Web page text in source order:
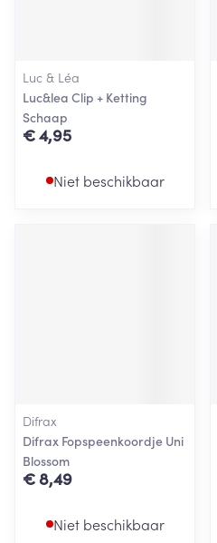
Luc & Léa
Luc&lea Clip + Ketting
Schaap
€ 4,95
Niet beschikbaar
Difrax
Difrax Fopspeenkoordje Uni
Blossom
€ 8,49
Niet beschikbaar